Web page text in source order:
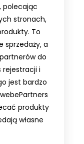
polecając
stronach,
To
sprzedaży, a
do
rejestracji i
jest bardzo
produkty
własne